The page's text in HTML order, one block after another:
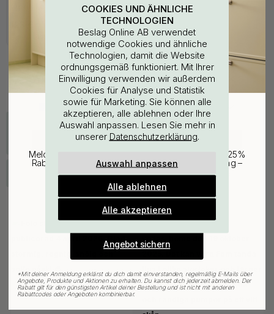
Optik/Lederummantelt Natur
Nicht das, wonach Sie gesucht haben?
WC-
Drehverschluss
Türstopper
Schwarz Alle Türgriffe
COOKIES UND ÄHNLICHE
TECHNOLOGIEN
Beslag Online AB verwendet
notwendige Cookies und ähnliche
Technologien, damit die Website
ordnungsgemäß funktioniert. Mit Ihrer
Einwilligung verwenden wir außerdem
Cookies für Analyse und Statistik
sowie für Marketing. Sie können alle
akzeptieren, alle ablehnen oder Ihre
Auswahl anpassen. Lesen Sie mehr in
unserer Datenschutzerklärung.
Auswahl anpassen
Alle ablehnen
Alle akzeptieren
WOULD YOU RATHER VISIT?
EU
CHANGE COUNTRY
25% Rabatt auf deinen
günstigsten Artikel
Melde dich für unseren Newsletter an und erhalte 25%
Rabatt auf den günstigsten Artikel deiner Bestellung –
plus Inspiration und exklusive Angebote.
Gültig bis zum 31. August
Angebot sichern
*Mit deiner Anmeldung erklärst du dich damit einverstanden, regelmäßig E-Mails über
Angebote, Produkte und Aktionen zu erhalten. Du kannst dich jederzeit abmelden. Der
Rabatt gilt für den günstigsten Artikel deiner Bestellung und ist nicht mit anderen
Rabattcodes oder Angeboten kombinierbar.